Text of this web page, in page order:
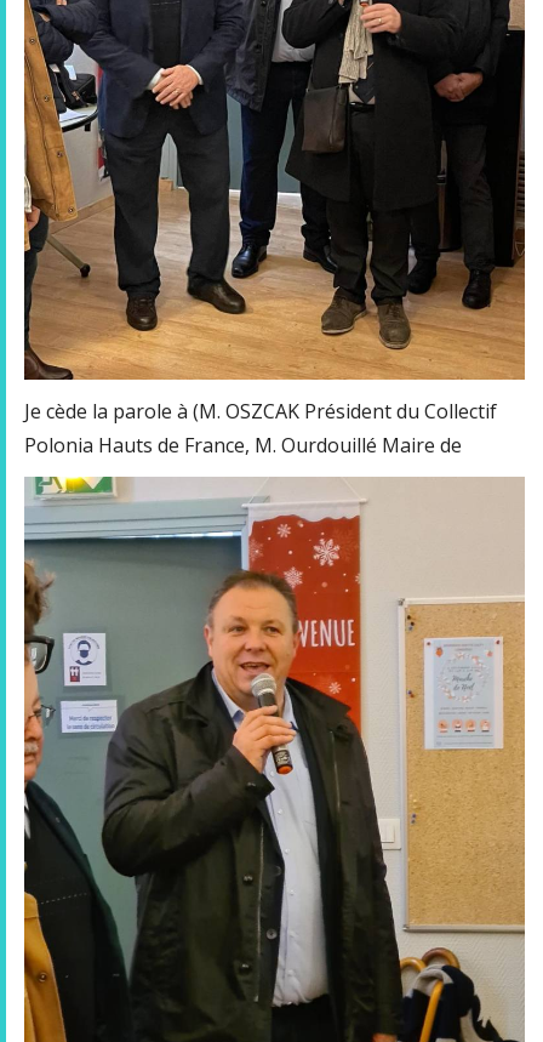
Je cède la parole à (M. OSZCAK Président du Collectif
Polonia Hauts de France, M. Ourdouillé Maire de